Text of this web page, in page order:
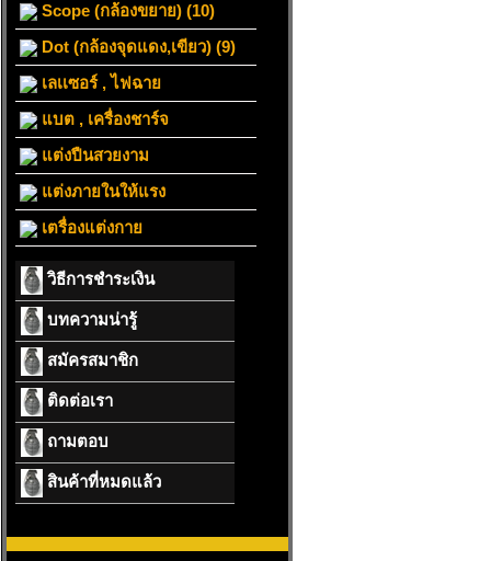
Scope (กล้องขยาย) (10)
Dot (กล้องจุดแดง,เขียว) (9)
เลเเซอร์ , ไฟฉาย
แบต , เครื่องชาร์จ
แต่งปืนสวยงาม
แต่งภายในให้แรง
เตรื่องแต่งกาย
วิธีการชำระเงิน
บทความน่ารู้
สมัครสมาชิก
ติดต่อเรา
ถามตอบ
สินค้าที่หมดแล้ว